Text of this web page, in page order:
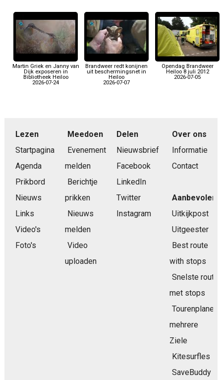
Martin Griek en Janny van
Dijk exposeren in
Bibliotheek Heiloo
2026-07-24
Brandweer redt konijnen
uit beschermingsnet in
Heiloo
2026-07-07
Opendag Brandweer
Heiloo 8 juli 2012
2026-07-05
Lezen
Startpagina
Agenda
Prikbord
Nieuws
Links
Video's
Foto's
Meedoen
Evenement
melden
Berichtje
prikken
Nieuws
melden
Video
uploaden
Delen
Nieuwsbrief
Facebook
LinkedIn
Twitter
Instagram
Over ons
Informatie
Contact
Aanbevolen
Uitkijkpost
Uitgeester
Best route
with stops
Snelste route
met stops
Tourenplaner
mehrere
Ziele
Kitesurfles
SaveBuddy